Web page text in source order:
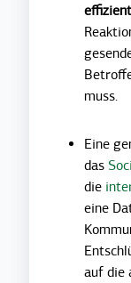
muss.
Eine
das
die
eine
auf die